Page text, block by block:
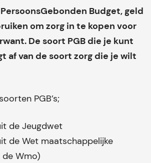
Budget, geld
om zorg in te kopen voor
De soort PGB die je kunt
af van de soort zorg die je wilt
PGB’s;
de Jeugdwet
de Wet maatschappelijke
Wmo)